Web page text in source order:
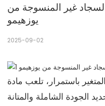
غير المنسوجة من
يوزهيمو
2025-09-02
باستمرار، تلعب مادة
الجودة الشاملة والمتانة